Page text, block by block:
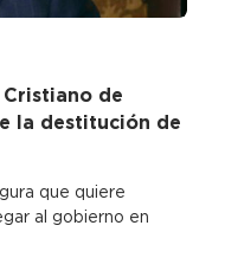
Cristiano de
la destitución de
que quiere
al gobierno en